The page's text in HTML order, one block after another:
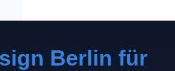
Berlin für